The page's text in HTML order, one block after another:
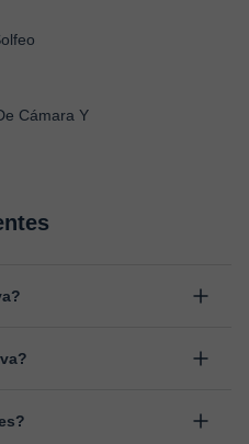
Cámara Y
de cancelación.
Puedes hacerlo desde tu área